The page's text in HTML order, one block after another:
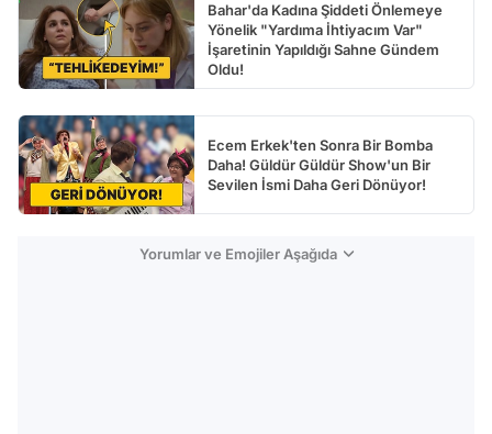
Bahar'da Kadına Şiddeti Önlemeye
Yönelik "Yardıma İhtiyacım Var"
İşaretinin Yapıldığı Sahne Gündem
Oldu!
Ecem Erkek'ten Sonra Bir Bomba
Daha! Güldür Güldür Show'un Bir
Sevilen İsmi Daha Geri Dönüyor!
Yorumlar ve Emojiler Aşağıda